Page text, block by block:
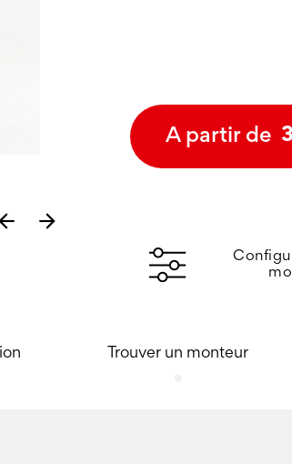
arrow_forward
A partir de
Trouver un monteur